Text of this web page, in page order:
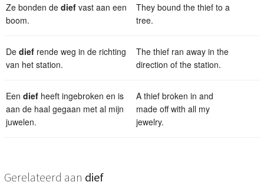
Ze bonden de dief vast aan een
boom.
They bound the thief to a
tree.
De dief rende weg in de richting
van het station.
The thief ran away in the
direction of the station.
Een dief heeft ingebroken en is
aan de haal gegaan met al mijn
juwelen.
A thief broken in and
made off with all my
jewelry.
Gerelateerd aan dief